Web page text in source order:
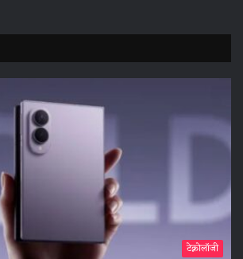
टेक्नोलॉजी